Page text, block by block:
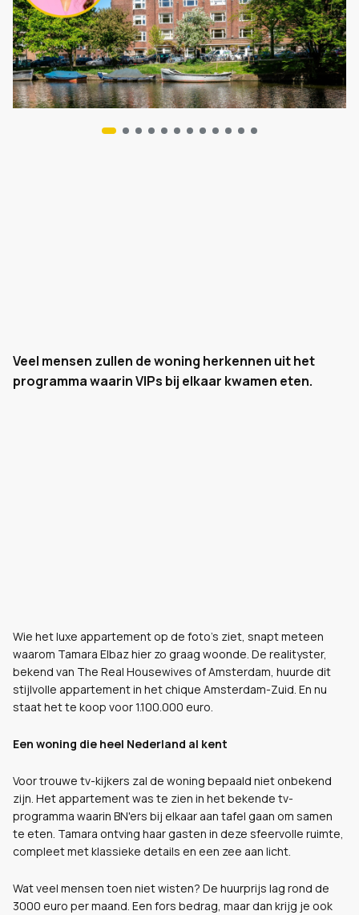
Veel mensen zullen de woning herkennen uit het
programma waarin VIPs bij elkaar kwamen eten.
Wie het luxe appartement op de foto's ziet, snapt meteen
waarom Tamara Elbaz hier zo graag woonde. De realityster,
bekend van The Real Housewives of Amsterdam, huurde dit
stijlvolle appartement in het chique Amsterdam-Zuid. En nu
staat het te koop voor 1.100.000 euro.
Een woning die heel Nederland al kent
Voor trouwe tv-kijkers zal de woning bepaald niet onbekend
zijn. Het appartement was te zien in het bekende tv-
programma waarin BN'ers bij elkaar aan tafel gaan om samen
te eten. Tamara ontving haar gasten in deze sfeervolle ruimte,
compleet met klassieke details en een zee aan licht.
Wat veel mensen toen niet wisten? De huurprijs lag rond de
3000 euro per maand. Een fors bedrag, maar dan krijg je ook